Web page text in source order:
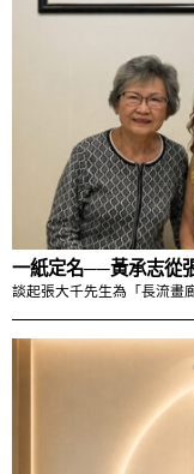
一紙定名──黃承志從
談起張大千先生為「長流畫